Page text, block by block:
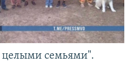
целыми семьями".